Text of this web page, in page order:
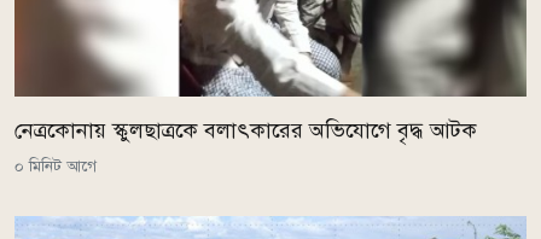
নেত্রকোনায় স্কুলছাত্রকে বলাৎকারের অভিযোগে বৃদ্ধ আটক
০ মিনিট আগে